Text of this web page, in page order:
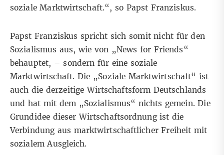
soziale Marktwirtschaft.“, so Papst Franziskus.
Papst Franziskus spricht sich somit nicht für den
Sozialismus aus, wie von „News for Friends“
behauptet, – sondern für eine soziale
Marktwirtschaft. Die „Soziale Marktwirtschaft“ ist
auch die derzeitige Wirtschaftsform Deutschlands
und hat mit dem „Sozialismus“ nichts gemein. Die
Grundidee dieser Wirtschaftsordnung ist die
Verbindung aus marktwirtschaftlicher Freiheit mit
sozialem Ausgleich.